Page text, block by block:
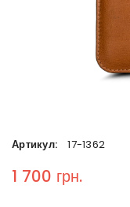
Артикул: 17-1362
Regular price
1 700 грн.